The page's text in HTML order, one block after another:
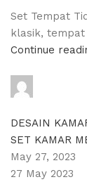
Set Tempat
klasik, tempat
Continue
DESAIN
SET KAMAR
May 27, 2023
27 May 2023